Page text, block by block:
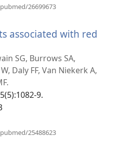
26699673
창
associated with red
운
)
SG, Burrows SA,
Daly FF, Van Niekerk A,
9.
25488623